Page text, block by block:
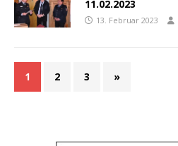
11.02.2023
13. Februar 2023
1 2 3 »